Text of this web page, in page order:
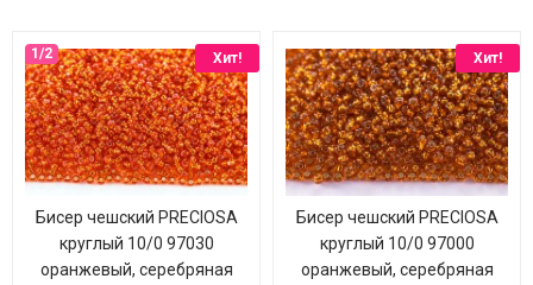
Хит!
Бисер чешский PRECIOSA
круглый 10/0 97030
оранжевый, серебряная
Хит!
Бисер чешский PRECIOSA
круглый 10/0 97000
оранжевый, серебряная